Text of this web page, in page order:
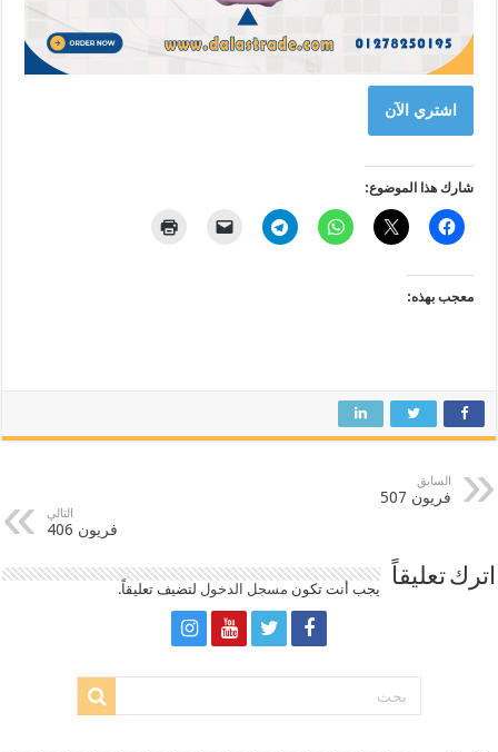
اشتري الآن
شارك هذا الموضوع:
معجب بهذه:
السابق
فريون 507
التالي
فريون 406
اترك تعليقاً يجب أنت تكون مسجل الدخول لتضيف تعليقاً.